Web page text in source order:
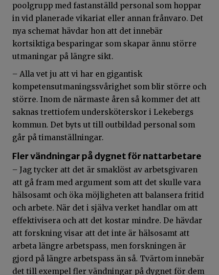
poolgrupp med fastanställd personal som hoppar
in vid planerade vikariat eller annan frånvaro. Det
nya schemat hävdar hon att det innebär
kortsiktiga besparingar som skapar ännu större
utmaningar på längre sikt.
– Alla vet ju att vi har en gigantisk
kompetensutmaningssvårighet som blir större och
större. Inom de närmaste åren så kommer det att
saknas trettiofem undersköterskor i Lekebergs
kommun. Det byts ut till outbildad personal som
går på timanställningar.
Fler vändningar på dygnet för nattarbetare
– Jag tycker att det är smaklöst av arbetsgivaren
att gå fram med argument som att det skulle vara
hälsosamt och öka möjligheten att balansera fritid
och arbete. När det i själva verket handlar om att
effektivisera och att det kostar mindre. De hävdar
att forskning visar att det inte är hälsosamt att
arbeta längre arbetspass, men forskningen är
gjord på längre arbetspass än så. Tvärtom innebär
det till exempel fler vändningar på dygnet för dem